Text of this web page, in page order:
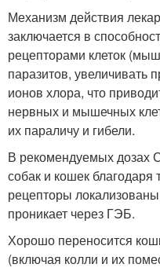
Механизм действия
заключается в
рецепторами клеток
паразитов, увеличивать
ионов хлора, что
нервных и мышечных
их параличу и гибели.
В рекомендуемых дозах
собак и кошек
рецепторы
проникает через ГЭБ.
Хорошо переносится
(включая колли и их